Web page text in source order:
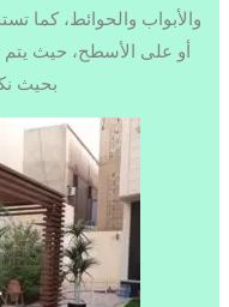
والأبواب والحوائط، كما
أو على الأسطح، حيث يتم
بحيث